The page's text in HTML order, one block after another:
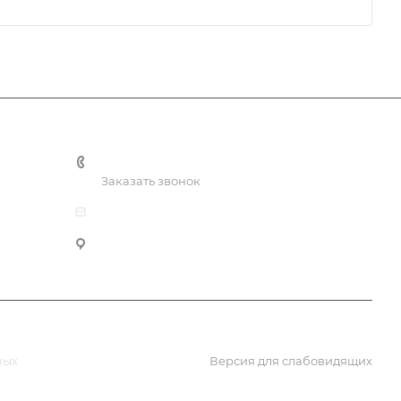
Заказать звонок
Версия для слабовидящих